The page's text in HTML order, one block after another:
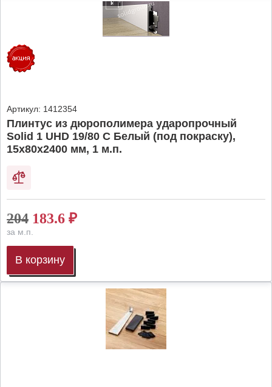
Артикул: 1412354
Плинтус из дюрополимера ударопрочный
Solid 1 UHD 19/80 C Белый (под покраску),
15х80х2400 мм, 1 м.п.
204 183.6 ₽
за м.п.
В корзину